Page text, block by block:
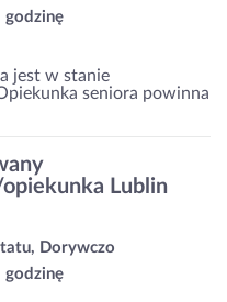
godzinę
jest w stanie
seniora powinna
Lublin
Dorywczo
godzinę